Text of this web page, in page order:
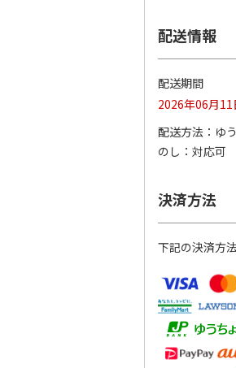
手】ハッピーグリー
【グリーティ
手】グリー
円…
4.8（11）
5,500円
配送情報
配送期間
2026年06月
配送方法
ゆ
のし
対応可
決済方法
下記の決済方